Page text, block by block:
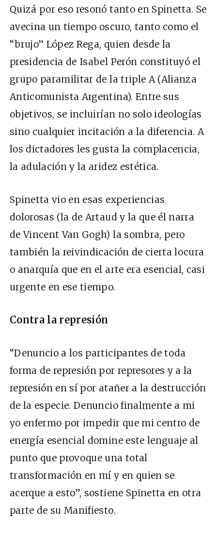
Quizá por eso resonó tanto en Spinetta. Se
avecina un tiempo oscuro, tanto como el
“brujo” López Rega, quien desde la
presidencia de Isabel Perón constituyó el
grupo paramilitar de la triple A (Alianza
Anticomunista Argentina). Entre sus
objetivos, se incluirían no solo ideologías
sino cualquier incitación a la diferencia. A
los dictadores les gusta la complacencia,
la adulación y la aridez estética.
Spinetta vio en esas experiencias
dolorosas (la de Artaud y la que él narra
de Vincent Van Gogh) la sombra, pero
también la reivindicación de cierta locura
o anarquía que en el arte era esencial, casi
urgente en ese tiempo.
Contra la represión
“Denuncio a los participantes de toda
forma de represión por represores y a la
represión en sí por atañer a la destrucción
de la especie. Denuncio finalmente a mi
yo enfermo por impedir que mi centro de
energía esencial domine este lenguaje al
punto que provoque una total
transformación en mí y en quien se
acerque a esto”, sostiene Spinetta en otra
parte de su Manifiesto.